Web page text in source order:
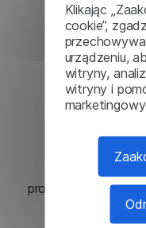
Klikając
cookie”,
urządzeniu,
witryny,
witryny i
Szybko
produktami na